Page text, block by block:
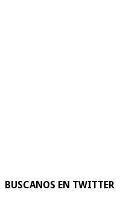
BUSCANOS EN TWITTER